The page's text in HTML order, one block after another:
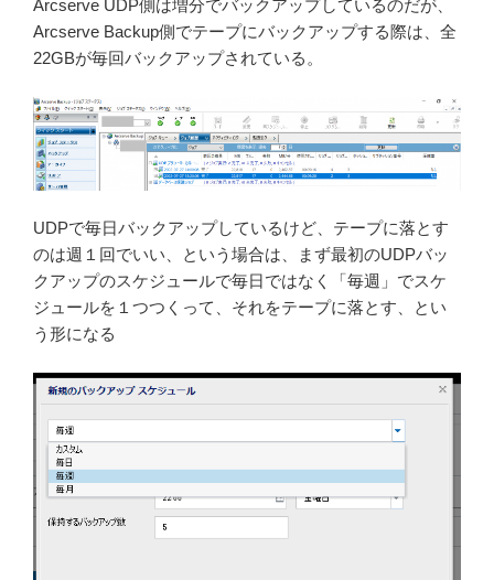
Arcserve UDP側は増分でバックアップしているのだが、
Arcserve Backup側でテープにバックアップする際は、全
22GBが毎回バックアップされている。
UDPで毎日バックアップしているけど、テープに落とす
のは週１回でいい、という場合は、まず最初のUDPバッ
クアップのスケジュールで毎日ではなく「毎週」でスケ
ジュールを１つつくって、それをテープに落とす、とい
う形になる